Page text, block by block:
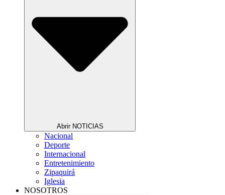
Abrir NOTICIAS
Nacional
Deporte
Internacional
Entretenimiento
Zipaquirá
Iglesia
NOSOTROS